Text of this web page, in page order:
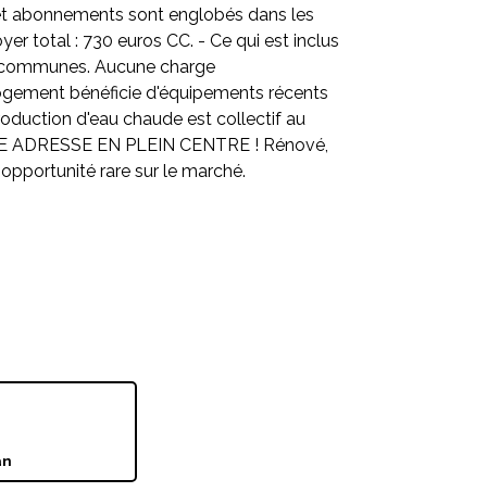
abonnements sont englobés dans les
total : 730 euros CC. - Ce qui est inclus
Aucune charge
bénéficie d'équipements récents
d'eau chaude est collectif au
EN PLEIN CENTRE ! Rénové,
rare sur le marché.